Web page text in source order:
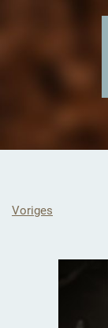
Voriges